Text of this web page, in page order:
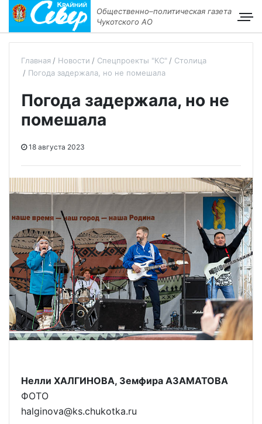
Общественно–политическая газета
Чукотского АО
Главная Новости Спецпроекты "КС"
Столица
Погода задержала, но не помешала
Погода задержала, но не
помешала
18 августа 2023
Нелли ХАЛГИНОВА, Земфира АЗАМАТОВА
ФОТО
halginova@ks.chukotka.ru